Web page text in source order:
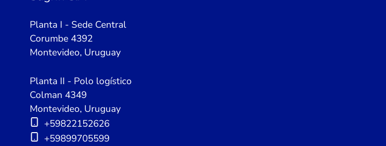
Planta I - Sede Central
Corumbe 4392
Montevideo, Uruguay
Planta II - Polo logístico
Colman 4349
Montevideo, Uruguay
+59822152626
+59899705599